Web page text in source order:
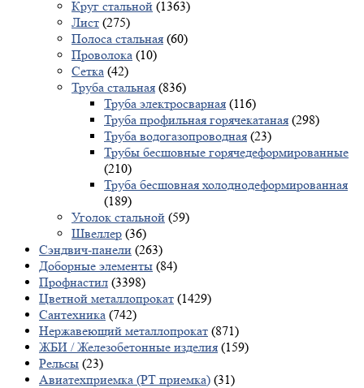
Круг стальной (1363)
Лист (275)
Полоса стальная (60)
Проволока (10)
Сетка (42)
Труба стальная (836)
Труба электросварная (116)
Труба профильная горячекатаная (298)
Труба водогазопроводная (23)
Трубы бесшовные горячедеформированные
(210)
Труба бесшовная холоднодеформированная
(189)
Уголок стальной (59)
Швеллер (36)
Сэндвич-панели (263)
Доборные элементы (84)
Профнастил (3398)
Цветной металлопрокат (1429)
Сантехника (742)
Нержавеющий металлопрокат (871)
ЖБИ / Железобетонные изделия (159)
Рельсы (23)
Авиатехприемка (РТ приемка) (31)